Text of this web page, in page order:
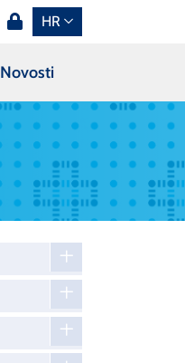
HR
Novosti